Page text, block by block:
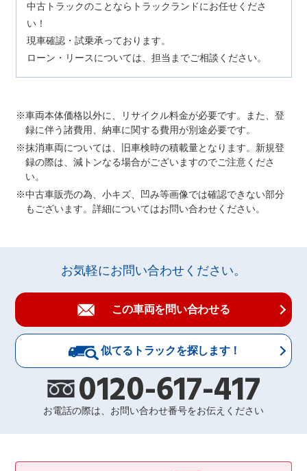
中古トラックのことならトラックランドにお任せくださ
い！
現車確認・試乗承っております。
ローン・リースについては、担当までご相談ください。
車両本体価格以外に、リサイクル料金が必要です。また、登
録に伴う諸費用、納車に関する費用が別途必要です。
抹消車両については、旧車検時の積載量となります。新規登
録の際は、減トンなる場合がございますのでご注意くださ
い。
中古車販売の為、小キズ、凹み等画像では確認できない部分
もございます。詳細についてはお問い合わせください。
お気軽にお問い合わせください。
この車両を問い合わせる
似てるトラックを探します！
0120-617-417
お電話の際は、お問い合わせ番号をお伝えください